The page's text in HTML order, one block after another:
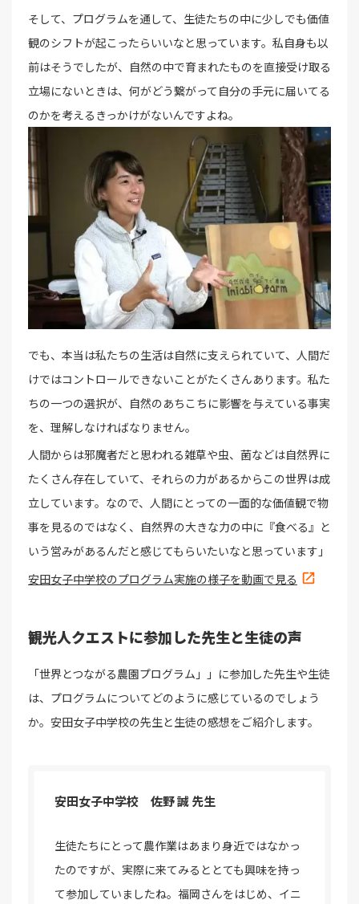
そして、プログラムを通して、生徒たちの中に少しでも価値
観のシフトが起こったらいいなと思っています。私自身も以
前はそうでしたが、自然の中で育まれたものを直接受け取る
立場にないときは、何がどう繋がって自分の手元に届いてる
のかを考えるきっかけがないんですよね。
でも、本当は私たちの生活は自然に支えられていて、人間だ
けではコントロールできないことがたくさんあります。私た
ちの一つの選択が、自然のあちこちに影響を与えている事実
を、理解しなければなりません。
人間からは邪魔者だと思われる雑草や虫、菌などは自然界に
たくさん存在していて、それらの力があるからこの世界は成
立しています。なので、人間にとっての一面的な価値観で物
事を見るのではなく、自然界の大きな力の中に『食べる』と
いう営みがあるんだと感じてもらいたいなと思っています」
安田女子中学校のプログラム実施の様子を動画で見る
観光人クエストに参加した先生と生徒の声
「世界とつながる農園プログラム」」に参加した先生や生徒
は、プログラムについてどのように感じているのでしょう
か。安田女子中学校の先生と生徒の感想をご紹介します。
安田女子中学校 佐野 誠 先生
生徒たちにとって農作業はあまり身近ではなかっ
たのですが、実際に来てみるととても興味を持っ
て参加していましたね。福岡さんをはじめ、イニ